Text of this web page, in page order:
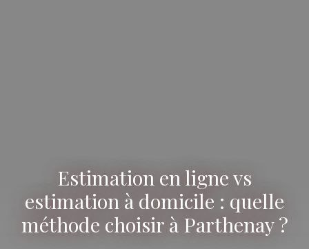
Estimation en ligne vs
estimation à domicile : quelle
méthode choisir à Parthenay ?